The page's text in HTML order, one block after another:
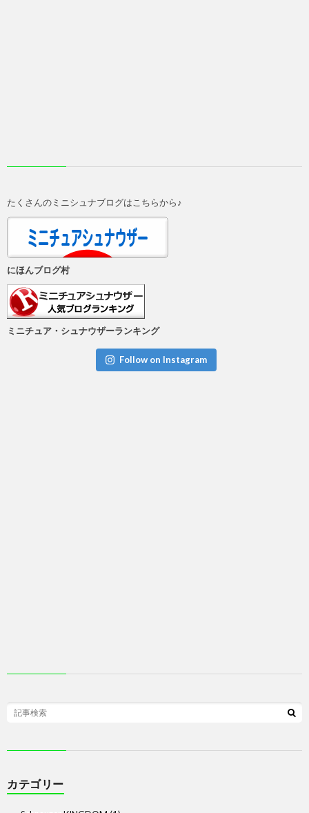
たくさんのミニシュナブログはこちらから♪
にほんブログ村
ミニチュア・シュナウザーランキング
Follow on Instagram
カテゴリー